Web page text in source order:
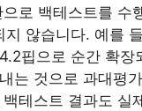
로 백테스트를 수
않습니다. 예를
핍으로 순간 확장
는 것으로 과대평
테스트 결과도 실